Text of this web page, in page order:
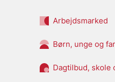
Arbejdsmarked
Børn, unge og
Dagtilbud, skole